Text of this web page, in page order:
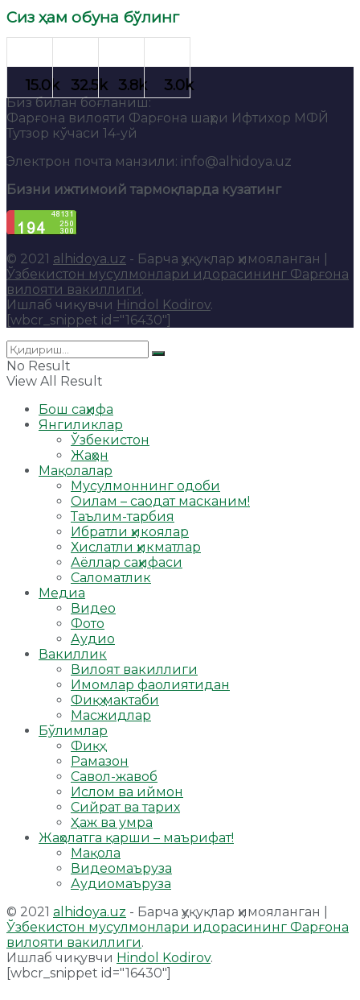
Сиз ҳам обуна бўлинг
Биз билан боғланиш:
Фарғона вилояти Фарғона шаҳри Ифтихор МФЙ
Тутзор кўчаси 14-уй
Электрон почта манзили: info@alhidoya.uz
Бизни ижтимоий тармоқларда кузатинг
© 2021 alhidoya.uz - Барча ҳуқуқлар ҳимояланган |
Ўзбекистон мусулмонлари идорасининг Фарғона
вилояти вакиллиги.
Ишлаб чиқувчи Hindol Kodirov.
[wbcr_snippet id="16430"]
No Result
View All Result
Бош саҳифа
Янгиликлар
Ўзбекистон
Жаҳон
Мақолалар
Мусулмоннинг одоби
Оилам – саодат масканим!
Таълим-тарбия
Ибратли ҳикоялар
Хислатли ҳикматлар
Аёллар саҳифаси
Саломатлик
Медиа
Видео
Фото
Аудио
Вакиллик
Вилоят вакиллиги
Имомлар фаолиятидан
Фиқҳ мактаби
Масжидлар
Бўлимлар
Фиқҳ
Рамазон
Савол-жавоб
Ислом ва иймон
Сийрат ва тарих
Ҳаж ва умра
Жаҳолатга қарши – маърифат!
Мақола
Видеомаъруза
Аудиомаъруза
© 2021 alhidoya.uz - Барча ҳуқуқлар ҳимояланган |
Ўзбекистон мусулмонлари идорасининг Фарғона
вилояти вакиллиги.
Ишлаб чиқувчи Hindol Kodirov.
[wbcr_snippet id="16430"]